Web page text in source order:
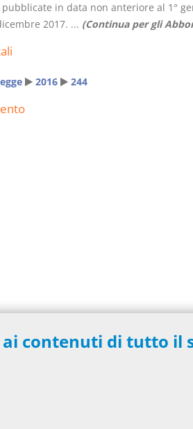
pubblicate in data non anteriore al 1°
2017. ... (Continua per gli
2016 244
ai contenuti di tutto il